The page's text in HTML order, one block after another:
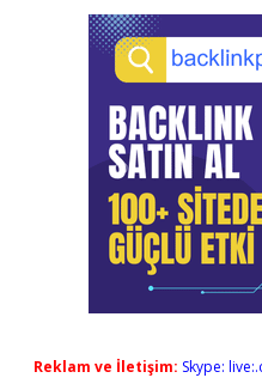
Reklam ve İletişim: Skype: